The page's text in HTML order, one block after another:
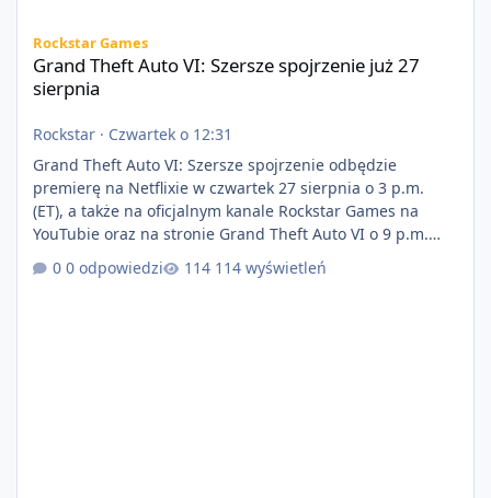
Rockstar Games
Grand Theft Auto VI: Szersze spojrzenie już 27
sierpnia
Rockstar · Czwartek o 12:31
Grand Theft Auto VI: Szersze spojrzenie odbędzie
premierę na Netflixie w czwartek 27 sierpnia o 3 p.m.
(ET), a także na oficjalnym kanale Rockstar Games na
YouTubie oraz na stronie Grand Theft Auto VI o 9 p.m.
(ET) 27 sierpnia. https://netflix.com/GTAVI Grand Theft
Auto VI będzie dostępne 19 listopada na PlayStation 5
0 odpowiedzi 114 wyświetleń